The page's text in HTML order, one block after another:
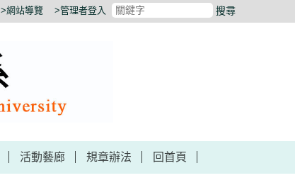
>網站導覽 >管理者登入 搜尋
活動藝廊 規章辦法 回首頁